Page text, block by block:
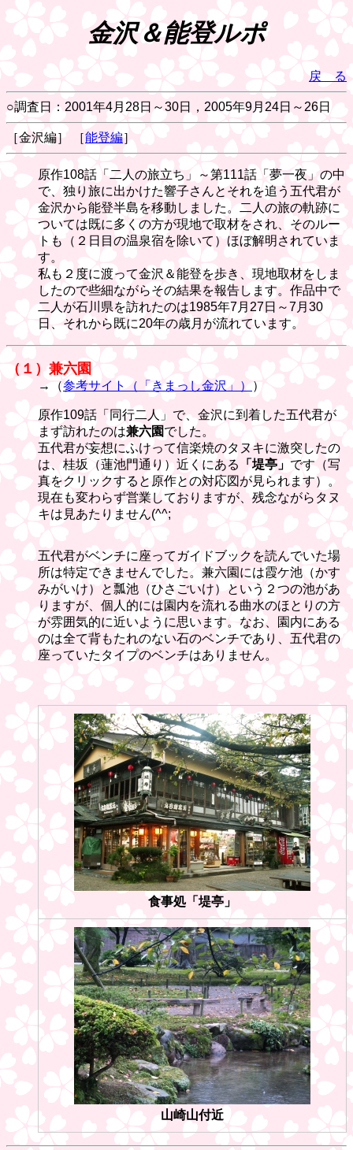
金沢＆能登ルポ
戻 る
○調査日：2001年4月28日～30日，2005年9月24日～26日
［金沢編］ ［能登編］
原作108話「二人の旅立ち」～第111話「夢一夜」の中
で、独り旅に出かけた響子さんとそれを追う五代君が
金沢から能登半島を移動しました。二人の旅の軌跡に
ついては既に多くの方が現地で取材をされ、そのルー
トも（２日目の温泉宿を除いて）ほぼ解明されていま
す。
私も２度に渡って金沢＆能登を歩き、現地取材をしま
したので些細ながらその結果を報告します。作品中で
二人が石川県を訪れたのは1985年7月27日～7月30
日、それから既に20年の歳月が流れています。
（１）兼六園
→（参考サイト（「きまっし金沢」） ）
原作109話「同行二人」で、金沢に到着した五代君が
まず訪れたのは兼六園でした。
五代君が妄想にふけって信楽焼のタヌキに激突したの
は、桂坂（蓮池門通り）近くにある
「堤亭」 です（写
真をクリックすると原作との対応図が見られます）。
現在も変わらず営業しておりますが、残念ながらタヌ
キは見あたりません(^^;
五代君がベンチに座ってガイドブックを読んでいた場
所は特定できませんでした。兼六園には霞ケ池（かす
みがいけ）と瓢池（ひさごいけ）という２つの池があ
りますが、個人的には園内を流れる曲水のほとりの方
が雰囲気的に近いように思います。なお、園内にある
のは全て背もたれのない石のベンチであり、五代君の
座っていたタイプのベンチはありません。
食事処「堤亭」
山崎山付近